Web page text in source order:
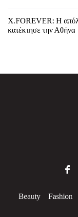
X.FOREVER: Η
κατέκτησε την Αθήνα
Beauty Fashion